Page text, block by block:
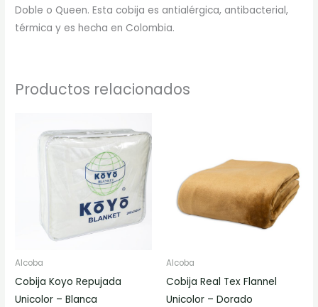
Doble o Queen. Esta cobija es antialérgica, antibacterial,
térmica y es hecha en Colombia.
Productos relacionados
Alcoba
Cobija Koyo Repujada
Unicolor – Blanca
Alcoba
Cobija Real Tex Flannel
Unicolor – Dorado
$40.000
$98.000